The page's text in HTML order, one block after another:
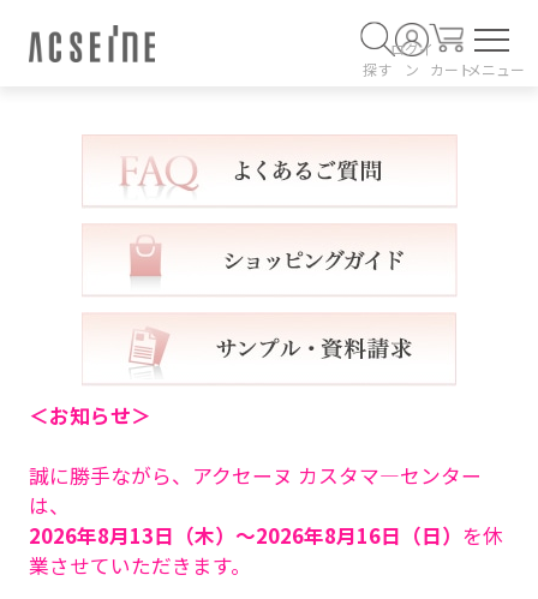
探す
ログイ
ン
カートメニュー
＜お知らせ＞
誠に勝手ながら、アクセーヌ カスタマ―センター
は、
2026年8月13日（木）～2026年8月16日（日） を休
業させていただきます。